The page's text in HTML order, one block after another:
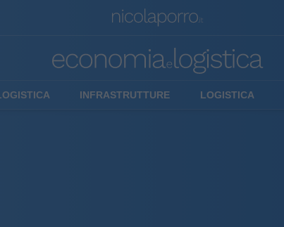
INFRASTRUTTURE LOGISTICA